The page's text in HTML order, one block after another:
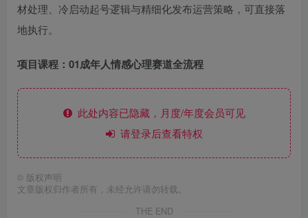
材处理、冷启动起号逻辑与精细化发布运营策略，可直接落
地执行。
项目课程：01成年人情感心理赛道全流程
此处内容已隐藏，月度/年度会员可见
请登录后查看特权
© 版权声明
文章版权归作者所有，未经允许请勿转载。
THE END